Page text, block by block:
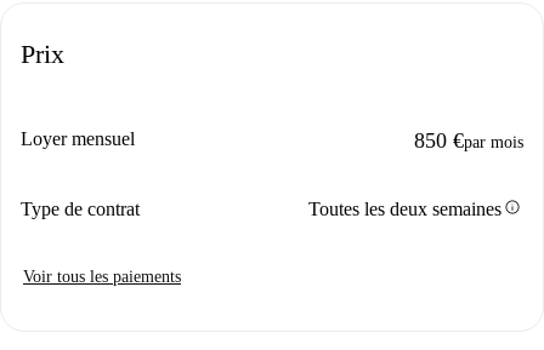
Prix
Loyer mensuel 850 €par mois
Type de contrat Toutes les deux semainesinfo
Voir tous les paiements